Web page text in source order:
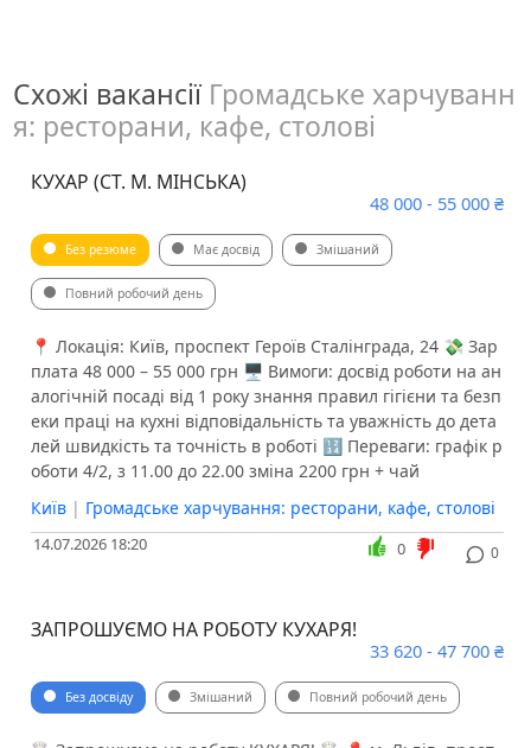
Схожі вакансії Громадське харчуванн
я: ресторани, кафе, столові
КУХАР (СТ. М. МІНСЬКА)
48 000 - 55 000 ₴
Без резюме Має досвід Змішаний
Повний робочий день
📍 Локація: Київ, проспект Героїв Сталінграда, 24 💸 Зар
плата 48 000 – 55 000 грн 🖥 Вимоги: досвід роботи на ан
алогічній посаді від 1 року знання правил гігієни та безп
еки праці на кухні відповідальність та уважність до дета
лей швидкість та точність в роботі 🔢 Переваги: графік р
оботи 4/2, з 11.00 до 22.00 зміна 2200 грн + чай
Київ | Громадське харчування: ресторани, кафе, столові
14.07.2026 18:20 0
0
ЗАПРОШУЄМО НА РОБОТУ КУХАРЯ!
33 620 - 47 700 ₴
Без досвіду Змішаний Повний робочий день